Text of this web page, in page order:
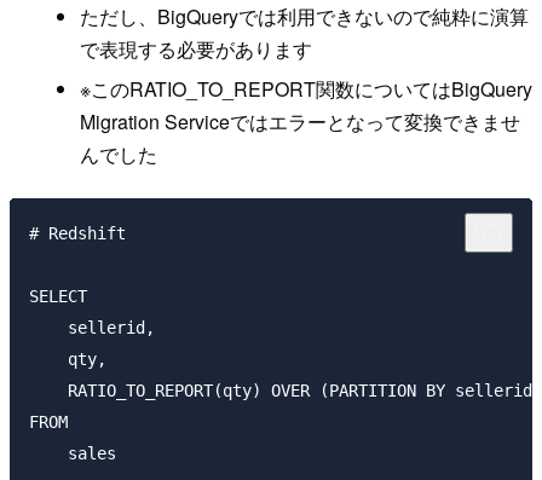
ただし、BigQueryでは利用できないので純粋に演算
で表現する必要があります
※このRATIO_TO_REPORT関数についてはBigQuery
Migration Serviceではエラーとなって変換できませ
んでした
# Redshift
SELECT
    sellerid,
    qty,
RATIO_TO_REPORT(qty) OVER (PARTITION BY
FROM
    sales